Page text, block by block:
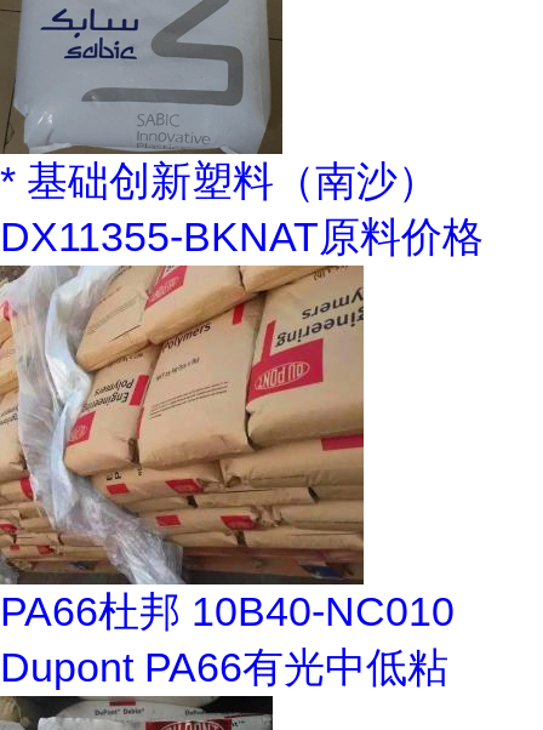
* 基础创新塑料（南沙）
DX11355-BKNAT原料价格
PA66杜邦 10B40-NC010
Dupont PA66有光中低粘